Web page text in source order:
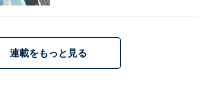
連載をもっと見る